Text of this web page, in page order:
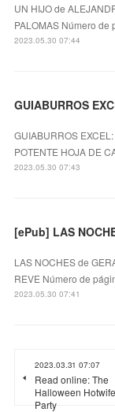
UN HIJO de
PALOMAS Número de
2023.05.30 07:44
GUIABURROS
POTENTE HOJA DE
2023.05.30 07:43
[ePub] LAS
LAS NOCHES de
REVE Número de
2023.05.30 07:41
2023.03.31 07:07
Read online: The
Halloween
Party